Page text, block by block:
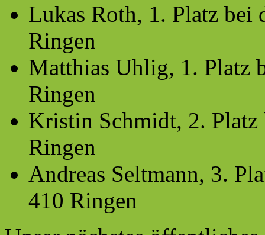
Lukas Roth, 1. Platz bei
Ringen
Matthias Uhlig, 1. Platz
Ringen
Kristin Schmidt, 2. Platz
Ringen
Andreas Seltmann, 3.
410 Ringen